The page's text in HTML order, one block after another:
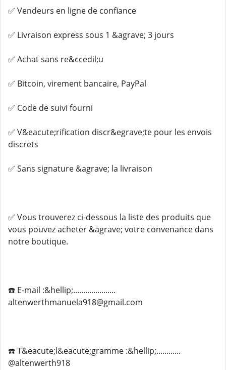
✅ Vendeurs en ligne de confiance
✅ Livraison express sous 1 &agrave; 3 jours
✅ Achat sans re&ccedil;u
✅ Bitcoin, virement bancaire, PayPal
✅ Code de suivi fourni
✅ V&eacute;rification discr&egrave;te pour les envois
discrets
✅ Sans signature &agrave; la livraison
✅ Vous trouverez ci-dessous la liste des produits que
vous pouvez acheter &agrave; votre convenance dans
notre boutique.
☎️ E-mail :&hellip;.....................
altenwerthmanuela918@gmail.com
☎️ T&eacute;l&eacute;gramme :&hellip;............
@altenwerth918